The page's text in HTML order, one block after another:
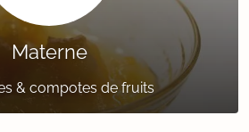
Materne
& compotes de fruits